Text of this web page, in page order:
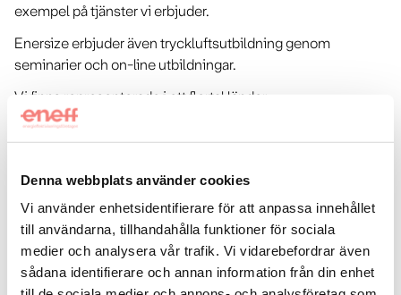
Denna webbplats använder cookies
Vi använder enhetsidentifierare för att anpassa innehållet
till användarna, tillhandahålla funktioner för sociala
medier och analysera vår trafik. Vi vidarebefordrar även
sådana identifierare och annan information från din enhet
exempel på tjänster vi erbjuder.
Enersize erbjuder även tryckluftsutbildning genom
seminarier och on-line utbildningar.
Vi finns representerade i ett flertal länder.
Vi vänder oss till
Industriföretag
Energitjänster vi utför
Tryckluftssystem Konsulttjänster övrigt
Utbildning